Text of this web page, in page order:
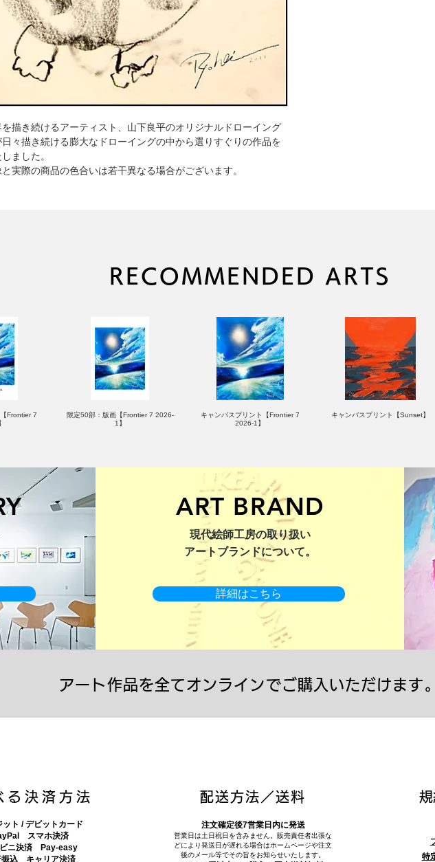
描き続けるアーティスト、山下良平のオリジナルドローイング
々描き続ける膨大なドローイングの中から選りすぐりの作品を
ました。
実際の商品の色合いは若干異なる場合がございます。
RECOMMENDED ARTS
Frontier 7
限定50部：版画【Frontier 7 2026-
1】
キャンバスプリント【Frontier 7
2026-1】
キャンバスプリント【Sunset】
】
キャンバスプリント【Yamakasa
5】
限定50部：版画【Renjishi 3】
ART BRAND
現代絵師工房の取り扱い
アートブランドについて。
詳細はこちら
アート作品を全てオンラインでご購入いただけます。
る決済方法
ット / デビットカード
スマホ決済
ニ決済 Pay-easy
振込 キャリア決済
配送方法／送料
注文確定後7営業日内に発送
営業日は土日祝日を含みません。販売責任者出張な
どにより発送日が遅れる場合はホームページや注文
後のメール等でその旨をお知らせいたします。
特